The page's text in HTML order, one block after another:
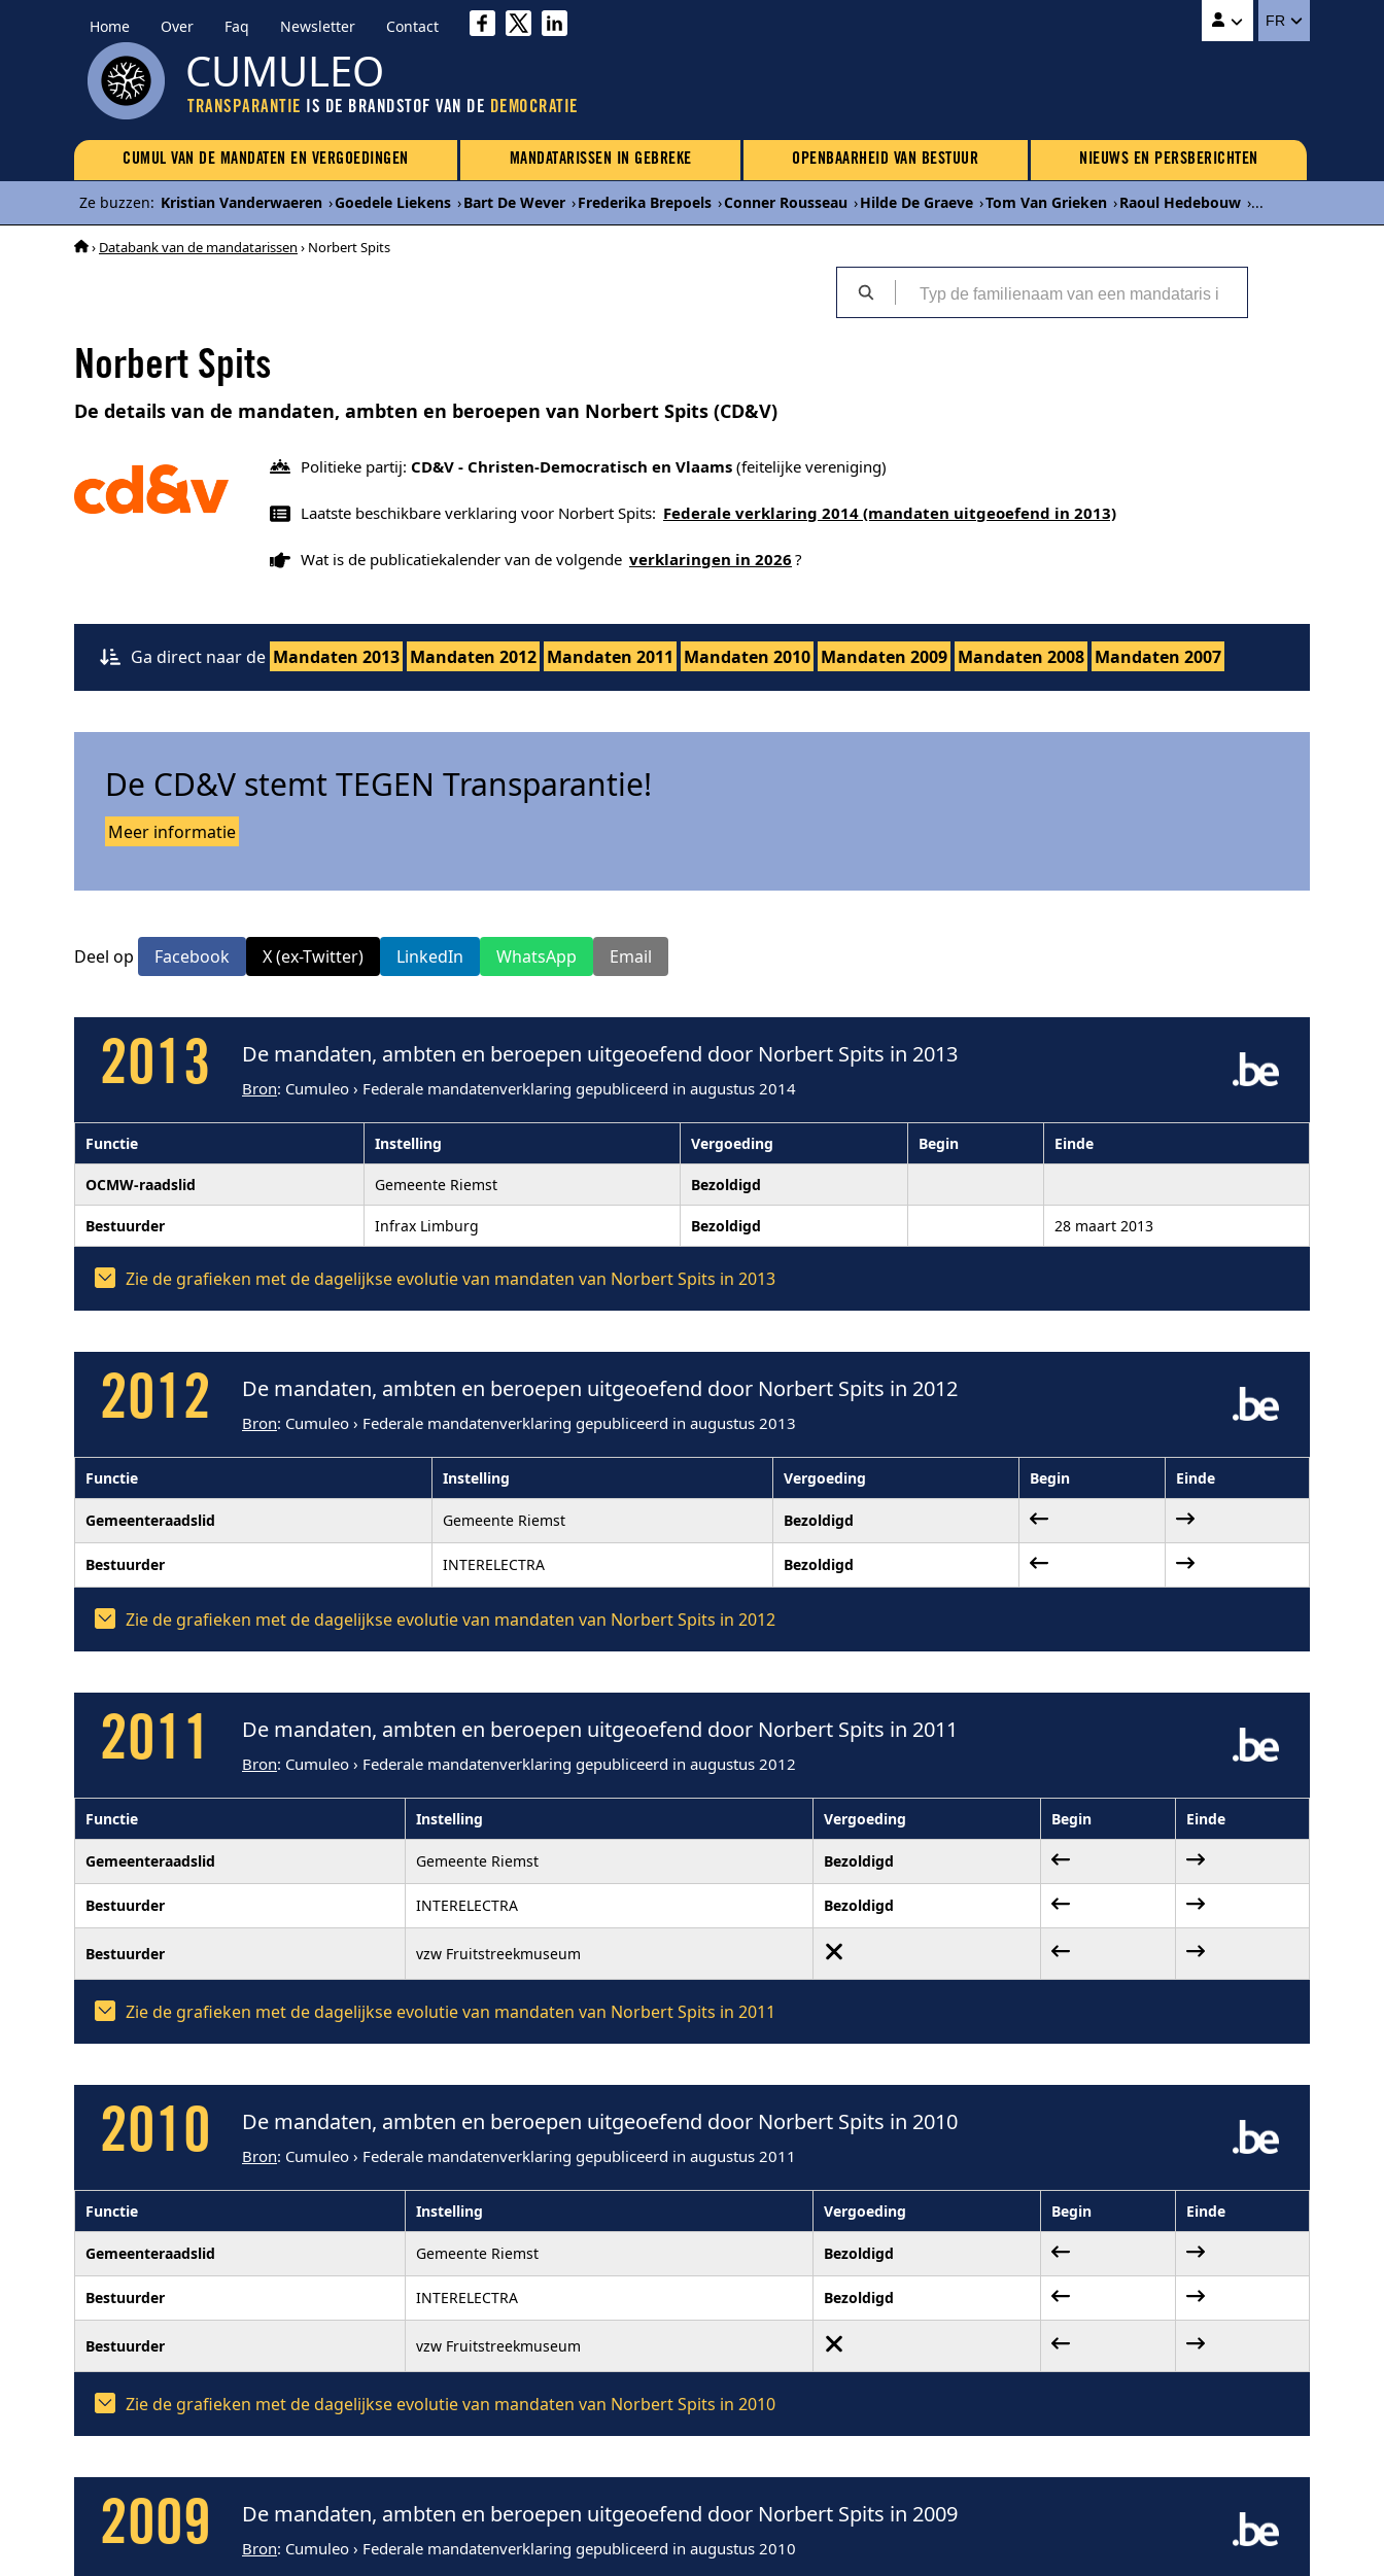
Home Over Faq Newsletter Contact FR
CUMULEO
TRANSPARANTIE IS DE BRANDSTOF VAN DE DEMOCRATIE
CUMUL VAN DE MANDATEN EN VERGOEDINGEN MANDATARISSEN IN GEBREKE OPENBAARHEID VAN BESTUUR NIEUWS EN PERSBERICHTEN
Ze buzzen: Kristian Vanderwaeren ›Goedele Liekens ›Bart De Wever ›Frederika Brepoels ›Conner Rousseau ›Hilde De Graeve ›Tom Van Grieken ›Raoul Hedebouw ›...
› Databank van de mandatarissen › Norbert Spits
Norbert Spits
De details van de mandaten, ambten en beroepen van Norbert Spits (CD&V)
Politieke partij: CD&V - Christen-Democratisch en Vlaams (feitelijke vereniging)
Laatste beschikbare verklaring voor Norbert Spits: Federale verklaring 2014 (mandaten uitgeoefend in 2013)
Wat is de publicatiekalender van de volgende verklaringen in 2026 ?
Ga direct naar de Mandaten 2013 Mandaten 2012 Mandaten 2011 Mandaten 2010 Mandaten 2009 Mandaten 2008 Mandaten 2007
De CD&V stemt TEGEN Transparantie!
Meer informatie
Deel op Facebook X (ex-Twitter) LinkedIn WhatsApp Email
2013 De mandaten, ambten en beroepen uitgeoefend door Norbert Spits in 2013
Bron: Cumuleo › Federale mandatenverklaring gepubliceerd in augustus 2014
Functie Instelling Vergoeding Begin Einde
OCMW-raadslid Gemeente Riemst Bezoldigd
Bestuurder Infrax Limburg Bezoldigd 28 maart 2013
Zie de grafieken met de dagelijkse evolutie van mandaten van Norbert Spits in 2013
2012 De mandaten, ambten en beroepen uitgeoefend door Norbert Spits in 2012
Bron: Cumuleo › Federale mandatenverklaring gepubliceerd in augustus 2013
Functie Instelling Vergoeding Begin Einde
Gemeenteraadslid Gemeente Riemst Bezoldigd
Bestuurder INTERELECTRA Bezoldigd
Zie de grafieken met de dagelijkse evolutie van mandaten van Norbert Spits in 2012
2011 De mandaten, ambten en beroepen uitgeoefend door Norbert Spits in 2011
Bron: Cumuleo › Federale mandatenverklaring gepubliceerd in augustus 2012
Functie Instelling Vergoeding Begin Einde
Gemeenteraadslid Gemeente Riemst Bezoldigd
Bestuurder INTERELECTRA Bezoldigd
Bestuurder vzw Fruitstreekmuseum
Zie de grafieken met de dagelijkse evolutie van mandaten van Norbert Spits in 2011
2010 De mandaten, ambten en beroepen uitgeoefend door Norbert Spits in 2010
Bron: Cumuleo › Federale mandatenverklaring gepubliceerd in augustus 2011
Functie Instelling Vergoeding Begin Einde
Gemeenteraadslid Gemeente Riemst Bezoldigd
Bestuurder INTERELECTRA Bezoldigd
Bestuurder vzw Fruitstreekmuseum
Zie de grafieken met de dagelijkse evolutie van mandaten van Norbert Spits in 2010
2009 De mandaten, ambten en beroepen uitgeoefend door Norbert Spits in 2009
Bron: Cumuleo › Federale mandatenverklaring gepubliceerd in augustus 2010